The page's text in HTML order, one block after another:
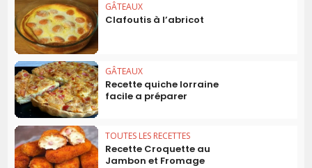
GÂTEAUX
Clafoutis à l’abricot
GÂTEAUX
Recette quiche lorraine
facile a préparer
TOUTES LES RECETTES
Recette Croquette au
Jambon et Fromage